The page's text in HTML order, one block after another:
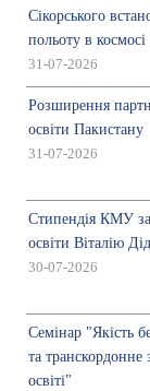
Сікорського
польоту в космосі
31-07-2026
Розширення
освіти Пакистану
31-07-2026
Стипендія КМУ за
освіти Віталію
30-07-2026
Семінар "Якість
та транскордонне
освіті"